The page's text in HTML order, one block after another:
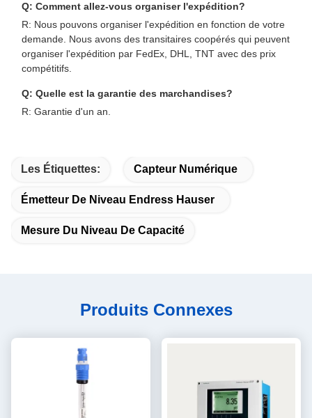
Q: Comment allez-vous organiser l'expédition?
R: Nous pouvons organiser l'expédition en fonction de votre
demande. Nous avons des transitaires coopérés qui peuvent
organiser l'expédition par FedEx, DHL, TNT avec des prix
compétitifs.
Q: Quelle est la garantie des marchandises?
R: Garantie d'un an.
Les Étiquettes: Capteur Numérique
Émetteur De Niveau Endress Hauser
Mesure Du Niveau De Capacité
Produits Connexes